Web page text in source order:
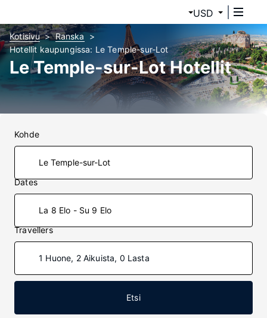
USD
Kotisivu
Ranska
Hotellit kaupungissa: Le Temple-sur-Lot
Le Temple-sur-Lot Hotellit
Kohde
Dates
La 8 Elo - Su 9 Elo
Travellers
1 Huone, 2 Aikuista, 0 Lasta
Etsi